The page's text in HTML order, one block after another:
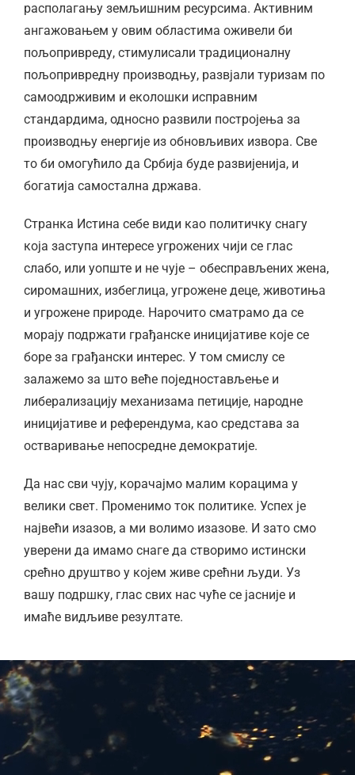
располагању земљишним ресурсима. Активним
ангажовањем у овим областима оживели би
пољопривреду, стимулисали традиционалну
пољопривредну производњу, развјали туризам по
самоодрживим и еколошки исправним
стандардима, односно развили постројења за
производњу енергије из обновљивих извора. Све
то би омогућило да Србија буде развијенија, и
богатија самостална држава.
Странка Истина себе види као политичку снагу
која заступа интересе угрожених чији се глас
слабо, или уопште и не чује – обесправљених жена,
сиромашних, избеглица, угрожене деце, животиња
и угрожене природе. Нарочито сматрамо да се
морају подржати грађанске иницијативе које се
боре за грађански интерес. У том смислу се
залажемо за што веће поједностављење и
либерализацију механизама петиције, народне
иницијативе и референдума, као средстава за
остваривање непосредне демократије.
Да нас сви чују, корачајмо малим корацима у
велики свет. Променимо ток политике. Успех је
највећи изазов, а ми волимо изазове. И зато смо
уверени да имамо снаге да створимо истински
срећно друштво у којем живе срећни људи. Уз
вашу подршку, глас свих нас чуће се јасније и
имаће видљиве резултате.